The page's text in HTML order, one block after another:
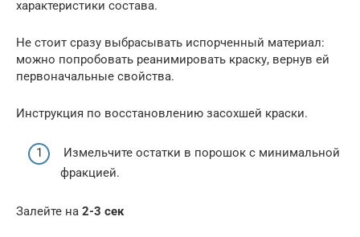
характеристики состава.
Не стоит сразу выбрасывать испорченный материал:
можно попробовать реанимировать краску, вернув ей
первоначальные свойства.
Инструкция по восстановлению засохшей краски.
Измельчите остатки в порошок с минимальной
фракцией.
Залейте на 2-3 сек